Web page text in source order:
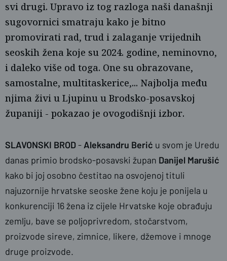
Ž.G./PLUS
svi drugi. Upravo iz tog razloga naši današnji
sugovornici smatraju kako je bitno
promovirati rad, trud i zalaganje vrijednih
seoskih žena koje su 2024. godine, neminovno,
i daleko više od toga. One su obrazovane,
samostalne, multitaskerice,... Najbolja među
njima živi u Ljupinu u Brodsko-posavskoj
županiji - pokazao je ovogodišnji izbor.
SLAVONSKI BROD- Aleksandru Berić u svom je Uredu
danas primio brodsko-posavski župan Danijel Marušić
kako bi joj osobno čestitao na osvojenoj tituli
najuzornije hrvatske seoske žene koju je ponijela u
konkurenciji 16 žena iz cijele Hrvatske koje obrađuju
zemlju, bave se poljoprivredom, stočarstvom,
proizvode sireve, zimnice, likere, džemove i mnoge
druge proizvode.